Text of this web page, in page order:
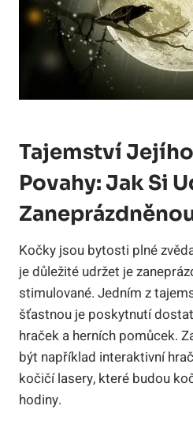
Tajemství
Povahy: Jak Si
Kočky jsou bytosti plné
je důležité udržet je
stimulované. Jedním z
šťastnou je poskytnutí
hraček a herních pomůcek.
být například interaktivní
kočičí lasery, které budou
hodiny.